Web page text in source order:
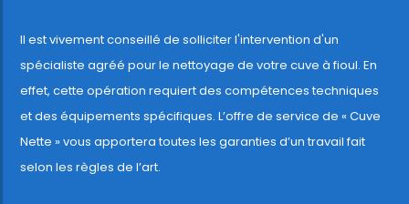
Il est vivement conseillé de solliciter l'intervention d'un
spécialiste agréé pour le nettoyage de votre cuve à fioul. En
effet, cette opération requiert des compétences techniques
et des équipements spécifiques. L’offre de service de « Cuve
Nette » vous apportera toutes les garanties d’un travail fait
selon les règles de l’art.